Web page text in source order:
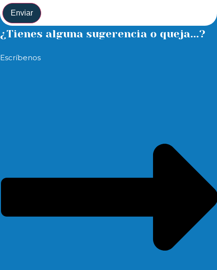
Enviar
¿Tienes alguna sugerencia o queja...?
Escríbenos